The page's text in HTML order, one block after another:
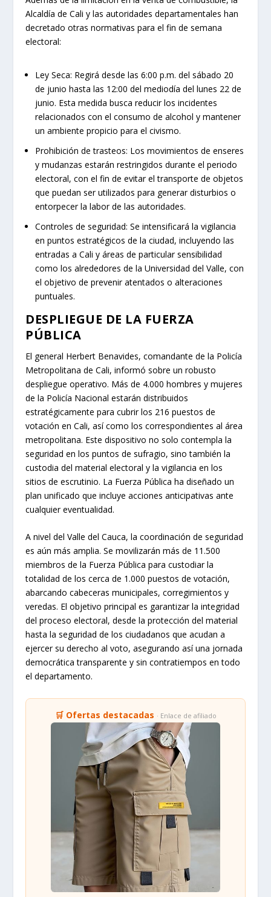
Alcaldía de Cali y las autoridades departamentales han
decretado otras normativas para el fin de semana
electoral:
Ley Seca: Regirá desde las 6:00 p.m. del sábado 20
de junio hasta las 12:00 del mediodía del lunes 22 de
junio. Esta medida busca reducir los incidentes
relacionados con el consumo de alcohol y mantener
un ambiente propicio para el civismo.
Prohibición de trasteos: Los movimientos de enseres
y mudanzas estarán restringidos durante el periodo
electoral, con el fin de evitar el transporte de objetos
que puedan ser utilizados para generar disturbios o
entorpecer la labor de las autoridades.
Controles de seguridad: Se intensificará la vigilancia
en puntos estratégicos de la ciudad, incluyendo las
entradas a Cali y áreas de particular sensibilidad
como los alrededores de la Universidad del Valle, con
el objetivo de prevenir atentados o alteraciones
puntuales.
DESPLIEGUE DE LA FUERZA
PÚBLICA
El general Herbert Benavides, comandante de la Policía
Metropolitana de Cali, informó sobre un robusto
despliegue operativo. Más de 4.000 hombres y mujeres
de la Policía Nacional estarán distribuidos
estratégicamente para cubrir los 216 puestos de
votación en Cali, así como los correspondientes al área
metropolitana. Este dispositivo no solo contempla la
seguridad en los puntos de sufragio, sino también la
custodia del material electoral y la vigilancia en los
sitios de escrutinio. La Fuerza Pública ha diseñado un
plan unificado que incluye acciones anticipativas ante
cualquier eventualidad.
A nivel del Valle del Cauca, la coordinación de seguridad
es aún más amplia. Se movilizarán más de 11.500
miembros de la Fuerza Pública para custodiar la
totalidad de los cerca de 1.000 puestos de votación,
abarcando cabeceras municipales, corregimientos y
veredas. El objetivo principal es garantizar la integridad
del proceso electoral, desde la protección del material
hasta la seguridad de los ciudadanos que acudan a
ejercer su derecho al voto, asegurando así una jornada
democrática transparente y sin contratiempos en todo
el departamento.
🛒 Ofertas destacadas · Enlace de afiliado